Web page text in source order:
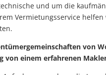
und um die
Vermietungsservice
von
einem erfahrenen